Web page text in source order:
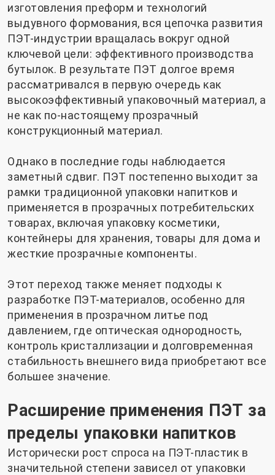
изготовления преформ и технологий
выдувного формования, вся цепочка развития
ПЭТ-индустрии вращалась вокруг одной
ключевой цели: эффективного производства
бутылок. В результате ПЭТ долгое время
рассматривался в первую очередь как
высокоэффективный упаковочный материал, а
не как по-настоящему прозрачный
конструкционный материал.
Однако в последние годы наблюдается
заметный сдвиг. ПЭТ постепенно выходит за
рамки традиционной упаковки напитков и
применяется в прозрачных потребительских
товарах, включая упаковку косметики,
контейнеры для хранения, товары для дома и
жесткие прозрачные компоненты.
Этот переход также меняет подходы к
разработке ПЭТ-материалов, особенно для
применения в прозрачном литье под
давлением, где оптическая однородность,
контроль кристаллизации и долговременная
стабильность внешнего вида приобретают все
большее значение.
Расширение применения ПЭТ за
пределы упаковки напитков
Исторически рост спроса на ПЭТ-пластик в
значительной степени зависел от упаковки